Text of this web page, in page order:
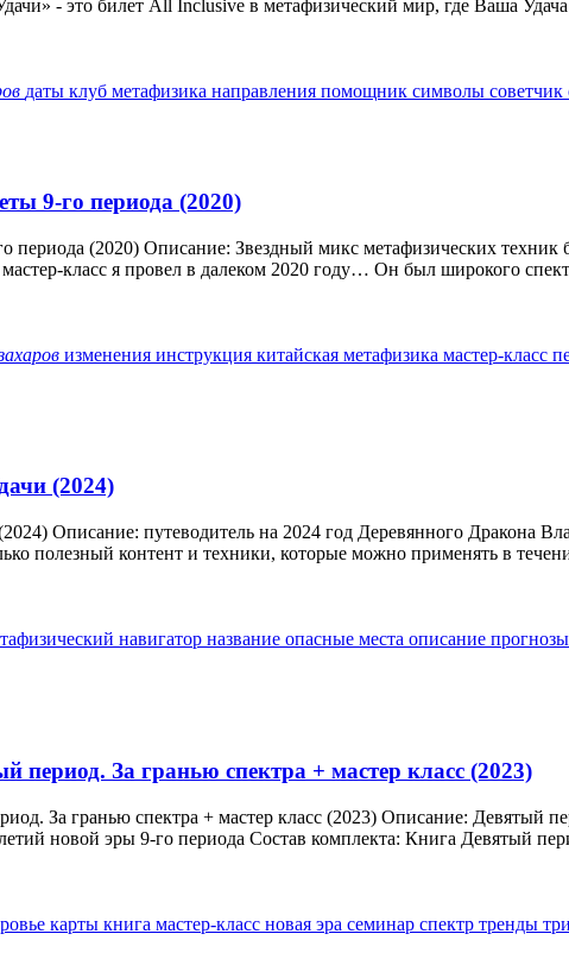
- это билет All Inclusive в метафизический мир, где Ваша Удача
даты клуб метафизика направления помощник символы советчик
9-го периода (2020)
периода (2020) Описание: Звездный микс метафизических
класс я провел в далеком 2020 году… Он был широкого
изменения инструкция китайская метафизика мастер-класс
(2024)
Описание: путеводитель на 2024 год Деревянного Дракона
полезный контент и техники, которые можно применять в
навигатор название опасные места описание прогнозы
период. За гранью спектра + мастер класс (2023)
За гранью спектра + мастер класс (2023) Описание: Девятый
новой эры 9-го периода Состав комплекта: Книга Девятый
карты книга мастер-класс новая эра семинар спектр тренды